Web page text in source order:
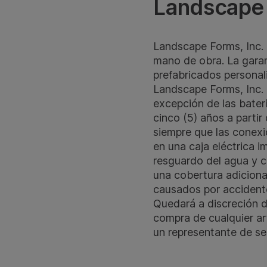
Landscape Forms,
mano de obra. La
prefabricados
Landscape Forms,
excepción de las
cinco (5) años a partir
siempre que las
en una caja eléctrica
resguardo del agua y
una cobertura
causados por
Quedará a discreción
compra de cualquier
un representante de